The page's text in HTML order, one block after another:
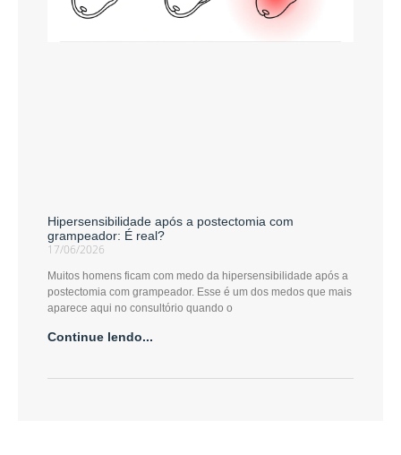
Hipersensibilidade após a postectomia com
grampeador: É real?
17/06/2026
Muitos homens ficam com medo da hipersensibilidade após a
postectomia com grampeador. Esse é um dos medos que mais
aparece aqui no consultório quando o
Continue lendo...